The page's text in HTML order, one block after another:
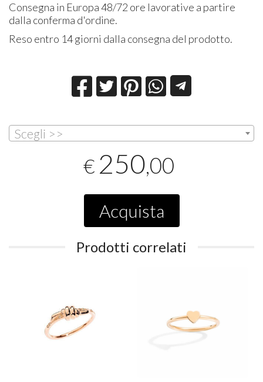
Consegna in Europa 48/72 ore lavorative a partire
dalla conferma d'ordine.
Reso entro 14 giorni dalla consegna del prodotto.
Scegli >>
€ 250,00
Acquista
Prodotti correlati